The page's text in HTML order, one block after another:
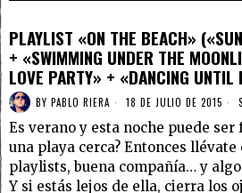
PLAYLIST «ON THE BEACH»
+ «SWIMMING UNDER THE
LOVE PARTY» + «DANCING UNTIL
BY PABLO RIERA 18 DE JULIO DE 2015
Es verano y esta noche puede ser
una playa cerca? Entonces
playlists, buena compañía… y
Y si estás lejos de ella, cierra los